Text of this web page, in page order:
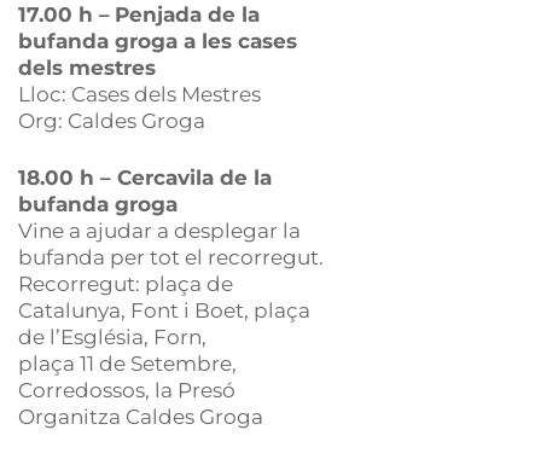
17.00 h – Penjada de la
bufanda groga a les cases
dels mestres
Lloc: Cases dels Mestres
Org: Caldes Groga
18.00 h – Cercavila de la
bufanda groga
Vine a ajudar a desplegar la
bufanda per tot el recorregut.
Recorregut: plaça de
Catalunya, Font i Boet, plaça
de l’Església, Forn,
plaça 11 de Setembre,
Corredossos, la Presó
Organitza Caldes Groga